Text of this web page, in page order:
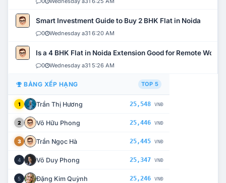
Smart Investment Guide to Buy 2 BHK Flat in Noida
0 Wednesday a31 6:20 AM
Is a 4 BHK Flat in Noida Extension Good for Remote Work?
0 Wednesday a31 5:26 AM
BẢNG XẾP HẠNG TOP 5
1 Trần Thị Hương 25,548 VNĐ
2 Võ Hữu Phong 25,446 VNĐ
3 Trần Ngọc Hà 25,445 VNĐ
4 Võ Duy Phong 25,347 VNĐ
5 Đặng Kim Quỳnh 25,246 VNĐ